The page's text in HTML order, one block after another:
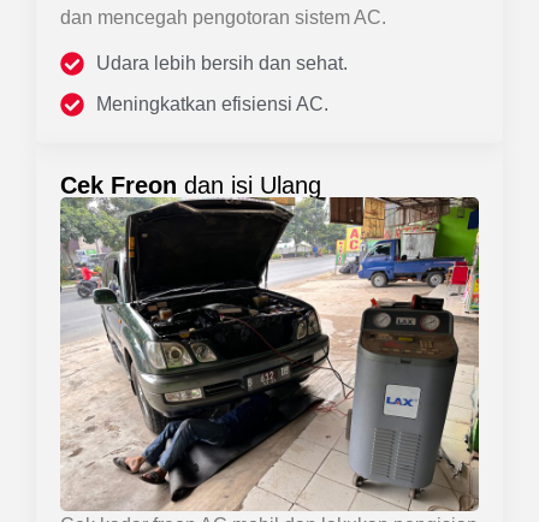
dan mencegah pengotoran sistem AC.
Udara lebih bersih dan sehat.
Meningkatkan efisiensi AC.
Cek Freon dan isi Ulang